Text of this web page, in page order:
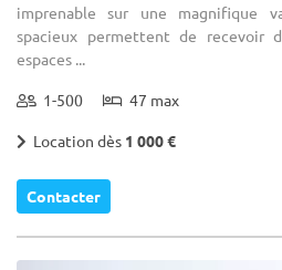
imprenable sur une magnifique
spacieux permettent de recevoir
espaces ...
1-500 47 max
Location dès 1 000 €
Contacter